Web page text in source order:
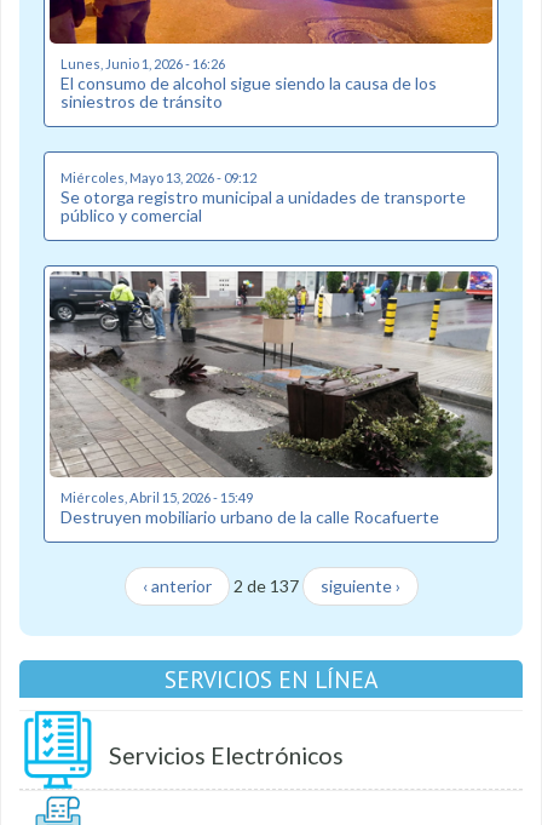
Lunes, Junio 1, 2026 - 16:26
El consumo de alcohol sigue siendo la causa de los
siniestros de tránsito
Miércoles, Mayo 13, 2026 - 09:12
Se otorga registro municipal a unidades de transporte
público y comercial
Miércoles, Abril 15, 2026 - 15:49
Destruyen mobiliario urbano de la calle Rocafuerte
‹ anterior 2 de 137 siguiente ›
SERVICIOS EN LÍNEA
Servicios Electrónicos